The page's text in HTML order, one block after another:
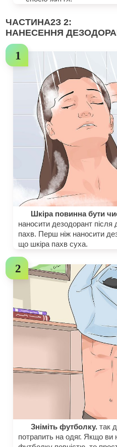
ЧАСТИНА2З 2:
НАНЕСЕННЯ
Шкіра повинна бути
наносити дезодорант
пахв. Перш ніж наносити
що шкіра пахв суха.
Зніміть футболку. так
потрапить на одяг. Якщо ви